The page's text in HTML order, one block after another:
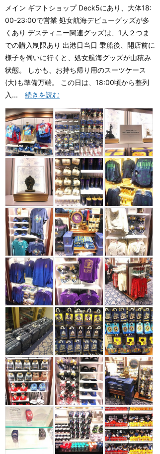
メイン ギフトショップ Deck5にあり、大体18:
00-23:00で営業 処女航海デビューグッズが多
くあり デスティニー関連グッズは、1人２つま
での購入制限あり 出港日当日 乗船後、開店前に
様子を伺いに行くと、処女航海グッズが山積み
状態。 しかも、お持ち帰り用のスーツケース
(大)も準備万端。 この日は、18:00頃から整列
入... 続きを読む